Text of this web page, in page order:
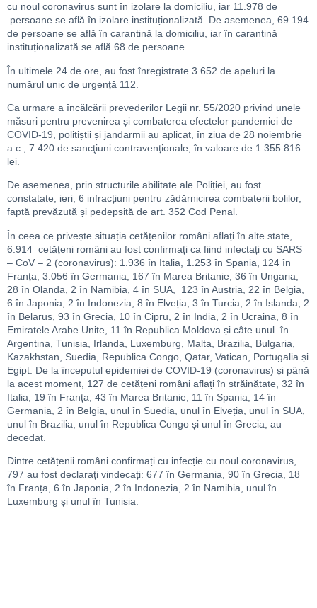
cu noul coronavirus sunt în izolare la domiciliu, iar 11.978 de
persoane se află în izolare instituționalizată. De asemenea, 69.194
de persoane se află în carantină la domiciliu, iar în carantină
instituționalizată se află 68 de persoane.
În ultimele 24 de ore, au fost înregistrate 3.652 de apeluri la
numărul unic de urgență 112.
Ca urmare a încălcării prevederilor Legii nr. 55/2020 privind unele
măsuri pentru prevenirea și combaterea efectelor pandemiei de
COVID-19, polițiștii și jandarmii au aplicat, în ziua de 28 noiembrie
a.c., 7.420 de sancţiuni contravenţionale, în valoare de 1.355.816
lei.
De asemenea, prin structurile abilitate ale Poliției, au fost
constatate, ieri, 6 infracțiuni pentru zădărnicirea combaterii bolilor,
faptă prevăzută și pedepsită de art. 352 Cod Penal.
În ceea ce privește situația cetățenilor români aflați în alte state,
6.914 cetățeni români au fost confirmați ca fiind infectați cu SARS
– CoV – 2 (coronavirus): 1.936 în Italia, 1.253 în Spania, 124 în
Franța, 3.056 în Germania, 167 în Marea Britanie, 36 în Ungaria,
28 în Olanda, 2 în Namibia, 4 în SUA, 123 în Austria, 22 în Belgia,
6 în Japonia, 2 în Indonezia, 8 în Elveția, 3 în Turcia, 2 în Islanda, 2
în Belarus, 93 în Grecia, 10 în Cipru, 2 în India, 2 în Ucraina, 8 în
Emiratele Arabe Unite, 11 în Republica Moldova și câte unul în
Argentina, Tunisia, Irlanda, Luxemburg, Malta, Brazilia, Bulgaria,
Kazakhstan, Suedia, Republica Congo, Qatar, Vatican, Portugalia și
Egipt. De la începutul epidemiei de COVID-19 (coronavirus) și până
la acest moment, 127 de cetățeni români aflați în străinătate, 32 în
Italia, 19 în Franța, 43 în Marea Britanie, 11 în Spania, 14 în
Germania, 2 în Belgia, unul în Suedia, unul în Elveția, unul în SUA,
unul în Brazilia, unul în Republica Congo și unul în Grecia, au
decedat.
Dintre cetățenii români confirmați cu infecție cu noul coronavirus,
797 au fost declarați vindecați: 677 în Germania, 90 în Grecia, 18
în Franța, 6 în Japonia, 2 în Indonezia, 2 în Namibia, unul în
Luxemburg și unul în Tunisia.